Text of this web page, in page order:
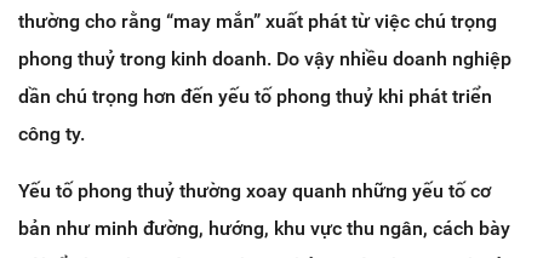
thường cho rằng “may mắn” xuất phát từ việc chú trọng
phong thuỷ trong kinh doanh. Do vậy nhiều doanh nghiệp
dần chú trọng hơn đến yếu tố phong thuỷ khi phát triển
công ty.
Yếu tố phong thuỷ thường xoay quanh những yếu tố cơ
bản như minh đường, hướng, khu vực thu ngân, cách bày